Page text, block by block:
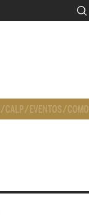
/CALP/ EVENTOS/